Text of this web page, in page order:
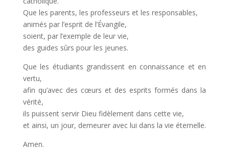
Que les parents, les professeurs et les responsables,
animés par l’esprit de l’Évangile,
soient, par l’exemple de leur vie,
des guides sûrs pour les jeunes.
Que les étudiants grandissent en connaissance et en
vertu,
afin qu’avec des cœurs et des esprits formés dans la
vérité,
ils puissent servir Dieu fidèlement dans cette vie,
et ainsi, un jour, demeurer avec lui dans la vie éternelle.
Amen.